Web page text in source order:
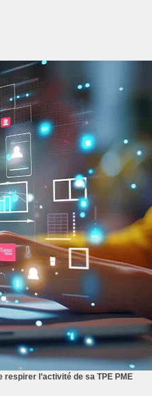
l’activité de sa TPE PME